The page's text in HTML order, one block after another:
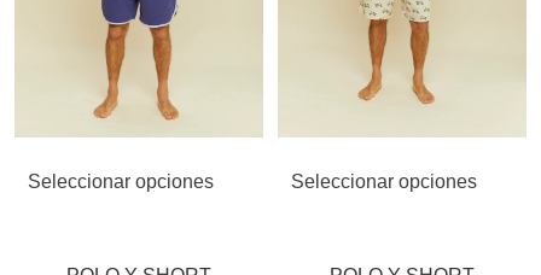
Seleccionar opciones Seleccionar opciones